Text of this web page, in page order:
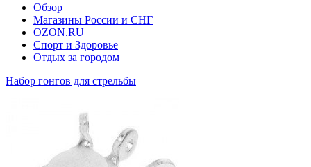
Обзор
Магазины России и СНГ
OZON.RU
Спорт и Здоровье
Отдых за городом
Набор гонгов для стрельбы